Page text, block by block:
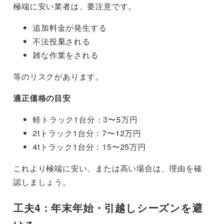
極端に安い業者は、要注意です。
追加料金が発生する
不法投棄される
雑な作業をされる
等のリスクがあります。
適正価格の目安
軽トラック1台分：3〜5万円
2tトラック1台分：7〜12万円
4tトラック1台分：15〜25万円
これより極端に安い、または高い場合は、理由を確
認しましょう。
工夫4：年末年始・引越しシーズンを避